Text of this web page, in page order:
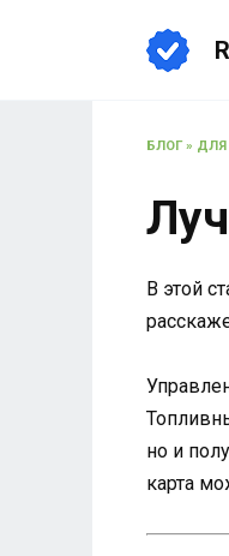
БЛОГ» ДЛЯ
В этой
но и
карта